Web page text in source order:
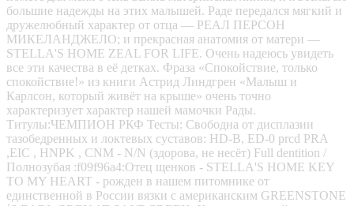
большие надежды на этих малышей. Раде передался мягкий и
дружелюбный характер от отца — РЕАЛ ПЕРСОН
МИКЕЛАНДЖЕЛО; и прекрасная анатомия от матери —
STELLA'S HOME ZEAL FOR LIFE. Очень надеюсь увидеть
все эти качества в её детках. Фраза «Спокойствие, только
спокойствие!» из книги Астрид Линдгрен «Малыш и
Карлсон, который живёт на крыше» очень точно
характеризует характер нашей мамочки Рады.
Титулы:ЧЕМПИОН РКФ Тесты: Свободна от дисплазии
тазобедренных и локтевых суставов: HD-B, ED-0 prcd PRA
,EIC , HNPK , CNM - N/N (здорова, не несёт) Full dentition /
Полнозубая :f09f96a4:Отец щенков - STELLA'S HOME KEY
TO MY HEART - рожден в нашем питомнике от
единственной в России вязки с американским GREENSTONE